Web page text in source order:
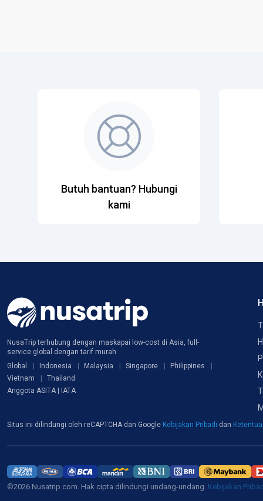
Butuh bantuan? Hubungi
kami
NusaTrip terhubung dengan maskapai low-cost di Asia, full-
service global dengan tarif murah
Global
Indonesia Malaysia Singapore
Philippines
Vietnam
Thailand
Anggota ASITA | IATA
Situs ini dilindungi oleh reCAPTCHA dan Google Kebijakan Pribadi dan
©2026 Nusatrip.com. Hak cipta dilindungi undang-undang. Kebijakan